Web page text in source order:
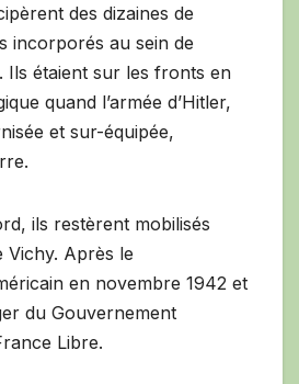
des dizaines de
incorporés au sein de
Ils étaient sur les fronts en
quand l’armée d’Hitler,
et sur-équipée,
ils restèrent mobilisés
Vichy. Après le
en novembre 1942 et
du Gouvernement
Libre.